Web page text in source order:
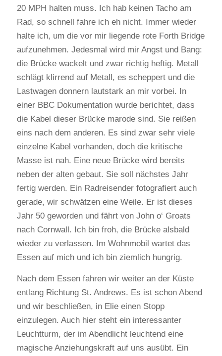
20 MPH halten muss. Ich hab keinen Tacho am
Rad, so schnell fahre ich eh nicht. Immer wieder
halte ich, um die vor mir liegende rote Forth Bridge
aufzunehmen. Jedesmal wird mir Angst und Bang:
die Brücke wackelt und zwar richtig heftig. Metall
schlägt klirrend auf Metall, es scheppert und die
Lastwagen donnern lautstark an mir vorbei. In
einer BBC Dokumentation wurde berichtet, dass
die Kabel dieser Brücke marode sind. Sie reißen
eins nach dem anderen. Es sind zwar sehr viele
einzelne Kabel vorhanden, doch die kritische
Masse ist nah. Eine neue Brücke wird bereits
neben der alten gebaut. Sie soll nächstes Jahr
fertig werden. Ein Radreisender fotografiert auch
gerade, wir schwätzen eine Weile. Er ist dieses
Jahr 50 geworden und fährt von John o‘ Groats
nach Cornwall. Ich bin froh, die Brücke alsbald
wieder zu verlassen. Im Wohnmobil wartet das
Essen auf mich und ich bin ziemlich hungrig.
Nach dem Essen fahren wir weiter an der Küste
entlang Richtung St. Andrews. Es ist schon Abend
und wir beschließen, in Elie einen Stopp
einzulegen. Auch hier steht ein interessanter
Leuchtturm, der im Abendlicht leuchtend eine
magische Anziehungskraft auf uns ausübt. Ein